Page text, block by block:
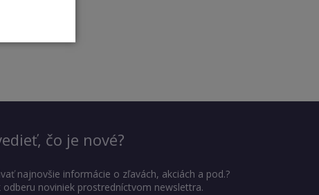
čo je nové?
najnovšie informácie o zľavách, akciách a pod.?
odberu noviniek prostredníctvom newslettra.